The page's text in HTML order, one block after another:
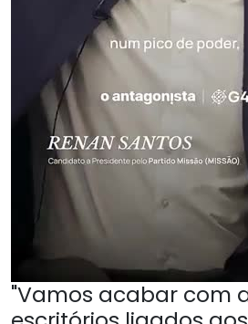
"Vamos acabar com